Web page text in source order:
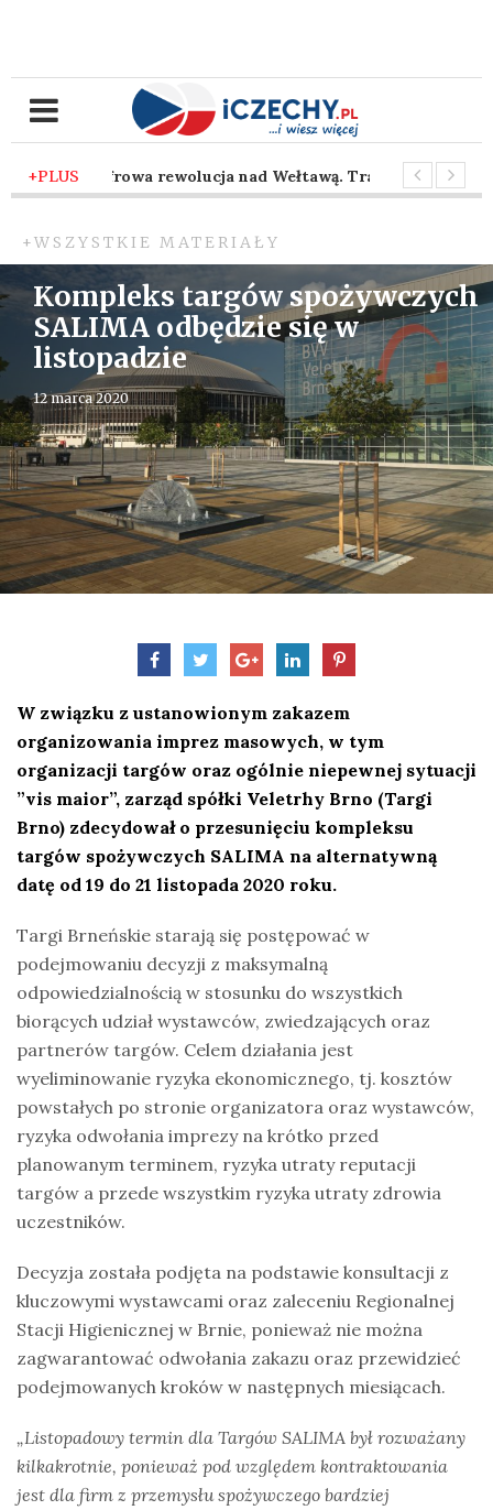
+PLUS
temu - Cyfrowa rewolucja nad Wełtawą. Traficon
+WSZYSTKIE MATERIAŁY
Kompleks targów spożywczych
SALIMA odbędzie się w
listopadzie
12 marca 2020
W związku z ustanowionym zakazem
organizowania imprez masowych, w tym
organizacji targów oraz ogólnie niepewnej sytuacji
”vis maior”, zarząd spółki Veletrhy Brno (Targi
Brno) zdecydował o przesunięciu kompleksu
targów spożywczych SALIMA na alternatywną
datę od 19 do 21 listopada 2020 roku.
Targi Brneńskie starają się postępować w
podejmowaniu decyzji z maksymalną
odpowiedzialnością w stosunku do wszystkich
biorących udział wystawców, zwiedzających oraz
partnerów targów. Celem działania jest
wyeliminowanie ryzyka ekonomicznego, tj. kosztów
powstałych po stronie organizatora oraz wystawców,
ryzyka odwołania imprezy na krótko przed
planowanym terminem, ryzyka utraty reputacji
targów a przede wszystkim ryzyka utraty zdrowia
uczestników.
Decyzja została podjęta na podstawie konsultacji z
kluczowymi wystawcami oraz zaleceniu Regionalnej
Stacji Higienicznej w Brnie, ponieważ nie można
zagwarantować odwołania zakazu oraz przewidzieć
podejmowanych kroków w następnych miesiącach.
„Listopadowy termin dla Targów SALIMA był rozważany
kilkakrotnie, ponieważ pod względem kontraktowania
jest dla firm z przemysłu spożywczego bardziej